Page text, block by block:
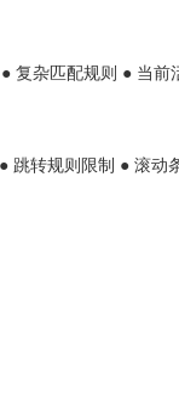
复杂匹配规则 ● 当前
跳转规则限制 ● 滚动